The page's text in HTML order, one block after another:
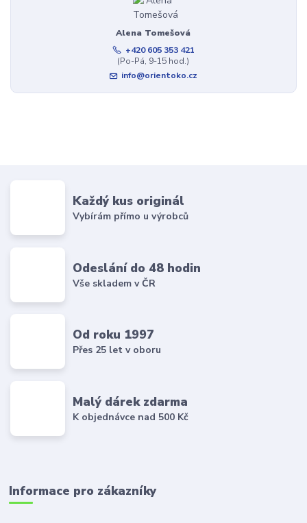
Alena Tomešová
+420 605 353 421
(Po-Pá, 9-15 hod.)
info@orientoko.cz
Každý kus originál
Vybírám přímo u výrobců
Odeslání do 48 hodin
Vše skladem v ČR
Od roku 1997
Přes 25 let v oboru
Malý dárek zdarma
K objednávce nad 500 Kč
Informace pro zákazníky